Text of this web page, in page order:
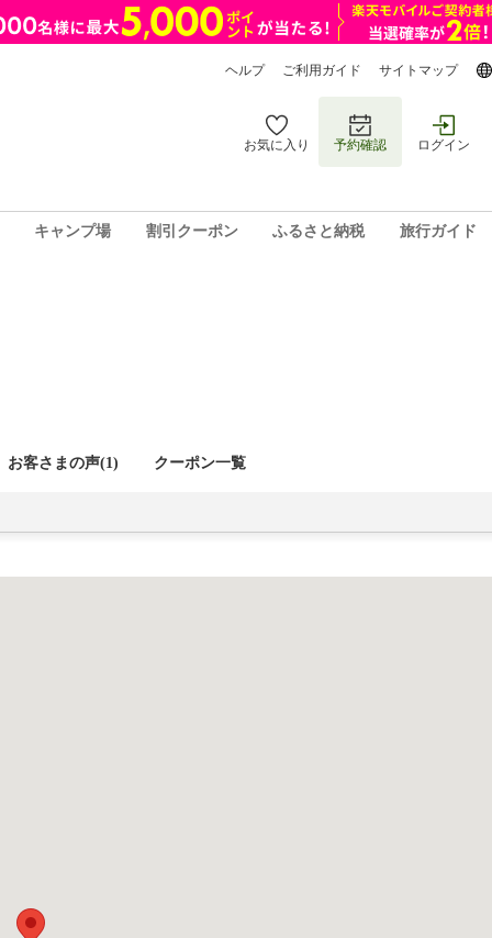
ヘルプ ご利用ガイド サイトマップ
お気に入り 予約確認 ログイン
キャンプ場 割引クーポン ふるさと納税 旅行ガイド
お客さまの声(1) クーポン一覧